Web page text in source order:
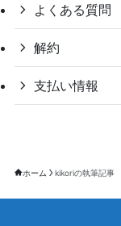
よくある質問
解約
支払い情報
ホーム kikoriの執筆記事